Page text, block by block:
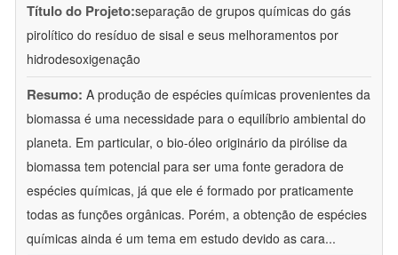
Título do Projeto:separação de grupos químicas do gás
pirolítico do resíduo de sisal e seus melhoramentos por
hidrodesoxigenação
Resumo: A produção de espécies químicas provenientes da
biomassa é uma necessidade para o equilíbrio ambiental do
planeta. Em particular, o bio-óleo originário da pirólise da
biomassa tem potencial para ser uma fonte geradora de
espécies químicas, já que ele é formado por praticamente
todas as funções orgânicas. Porém, a obtenção de espécies
químicas ainda é um tema em estudo devido as cara...